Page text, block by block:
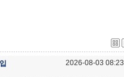
2026-08-03 08:23